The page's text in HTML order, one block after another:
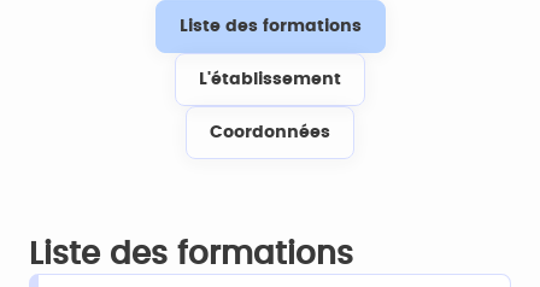
Liste des formations
L'établissement
Coordonnées
Liste des formations